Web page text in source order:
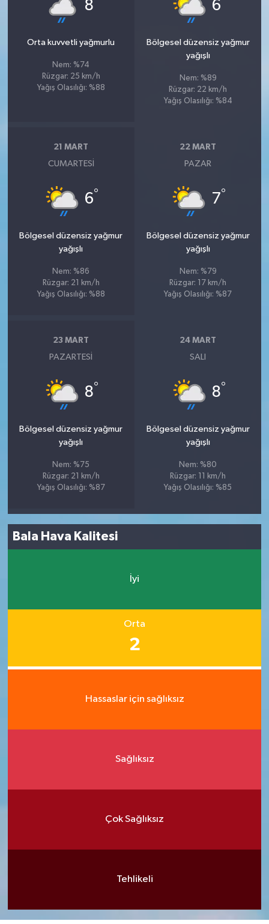
8
Orta kuvvetli yağmurlu
Nem: %74
Rüzgar: 25 km/h
Yağış Olasılığı: %88
6
Bölgesel düzensiz yağmur
yağışlı
Nem: %89
Rüzgar: 22 km/h
Yağış Olasılığı: %84
21 MART
CUMARTESI
6°
Bölgesel düzensiz yağmur
yağışlı
Nem: %86
Rüzgar: 21 km/h
Yağış Olasılığı: %88
22 MART
PAZAR
7°
Bölgesel düzensiz yağmur
yağışlı
Nem: %79
Rüzgar: 17 km/h
Yağış Olasılığı: %87
23 MART
PAZARTESI
8°
Bölgesel düzensiz yağmur
yağışlı
Nem: %75
Rüzgar: 21 km/h
Yağış Olasılığı: %87
24 MART
SALI
8°
Bölgesel düzensiz yağmur
yağışlı
Nem: %80
Rüzgar: 11 km/h
Yağış Olasılığı: %85
Bala Hava Kalitesi
İyi
Orta
2
Hassaslar için sağlıksız
Sağlıksız
Çok Sağlıksız
Tehlikeli